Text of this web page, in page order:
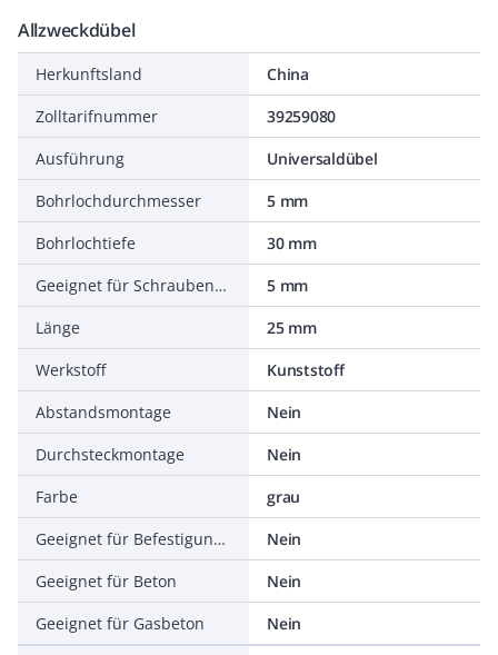
Allzweckdübel
Herkunftsland
China
Zolltarifnummer
39259080
Ausführung
Universaldübel
Bohrlochdurchmesser
5 mm
Bohrlochtiefe
30 mm
Geeignet für Schraubendurchmesser
5 mm
Länge
25 mm
Werkstoff
Kunststoff
Abstandsmontage
Nein
Durchsteckmontage
Nein
Farbe
grau
Geeignet für Befestigung mit Kabelbinder
Nein
Geeignet für Beton
Nein
Geeignet für Gasbeton
Nein